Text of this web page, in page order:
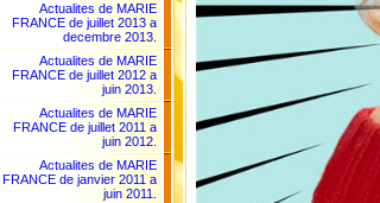
Actualites de MARIE
FRANCE de juillet 2013 a
decembre 2013.
Actualites de MARIE
FRANCE de juillet 2012 a
juin 2013.
Actualites de MARIE
FRANCE de juillet 2011 a
juin 2012.
Actualites de MARIE
FRANCE de janvier 2011 a
juin 2011.